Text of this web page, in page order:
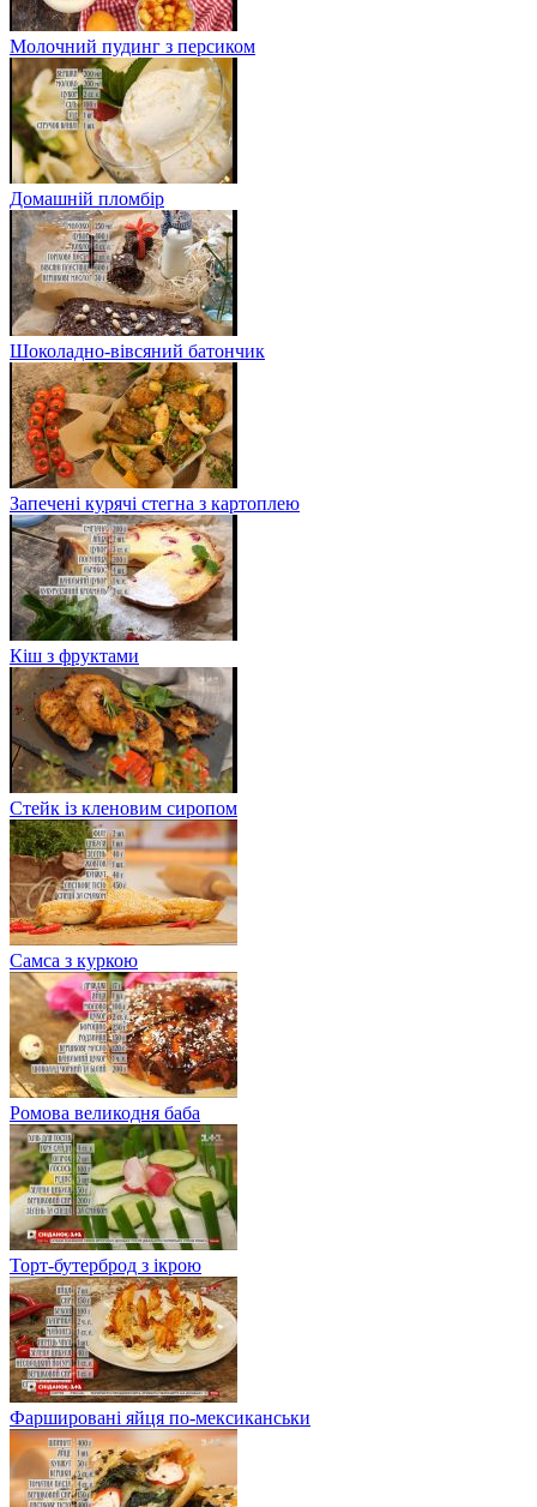
Молочний пудинг з персиком
Домашній пломбір
Шоколадно-вівсяний батончик
Запечені курячі стегна з картоплею
Кіш з фруктами
Стейк із кленовим сиропом
Самса з куркою
Ромова великодня баба
Торт-бутерброд з ікрою
Фаршировані яйця по-мексиканськи